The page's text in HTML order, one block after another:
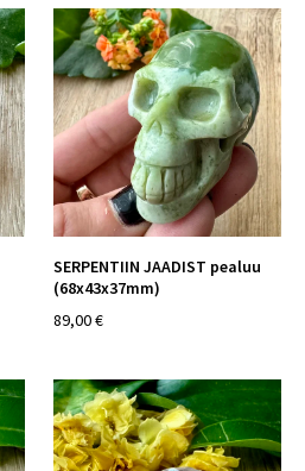
SERPENTIIN JAADIST pealuu
(68x43x37mm)
89,00 €